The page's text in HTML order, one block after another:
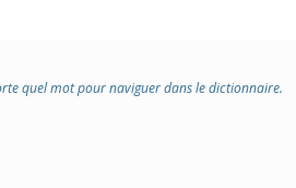
quel mot pour naviguer dans le dictionnaire.